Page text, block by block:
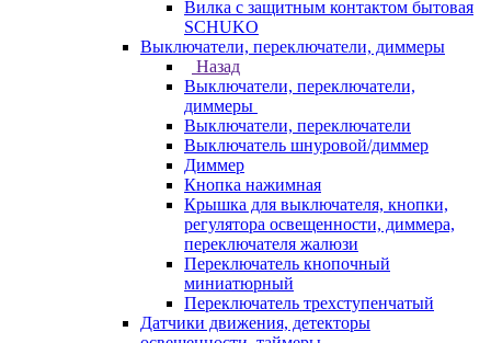
Вилка с защитным контактом бытовая
SCHUKO
Выключатели, переключатели, диммеры
Назад
Выключатели, переключатели,
диммеры
Выключатели, переключатели
Выключатель шнуровой/диммер
Диммер
Кнопка нажимная
Крышка для выключателя, кнопки,
регулятора освещенности, диммера,
переключателя жалюзи
Переключатель кнопочный
миниатюрный
Переключатель трехступенчатый
Датчики движения, детекторы